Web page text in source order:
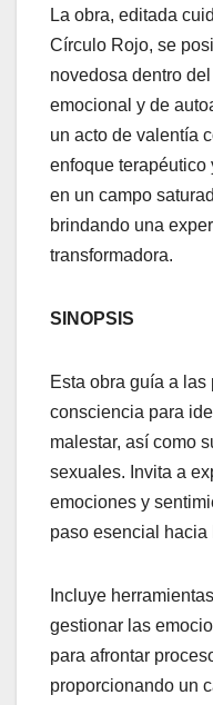
La obra, editada
Círculo Rojo, se
novedosa dentro
emocional y de
un acto de valentía
enfoque terapéutico
en un campo
brindando una
transformadora.
SINOPSIS
Esta obra guía a
consciencia para
malestar, así como
sexuales. Invita a
emociones y
paso esencial hacia
Incluye
gestionar las
para afrontar
proporcionando un